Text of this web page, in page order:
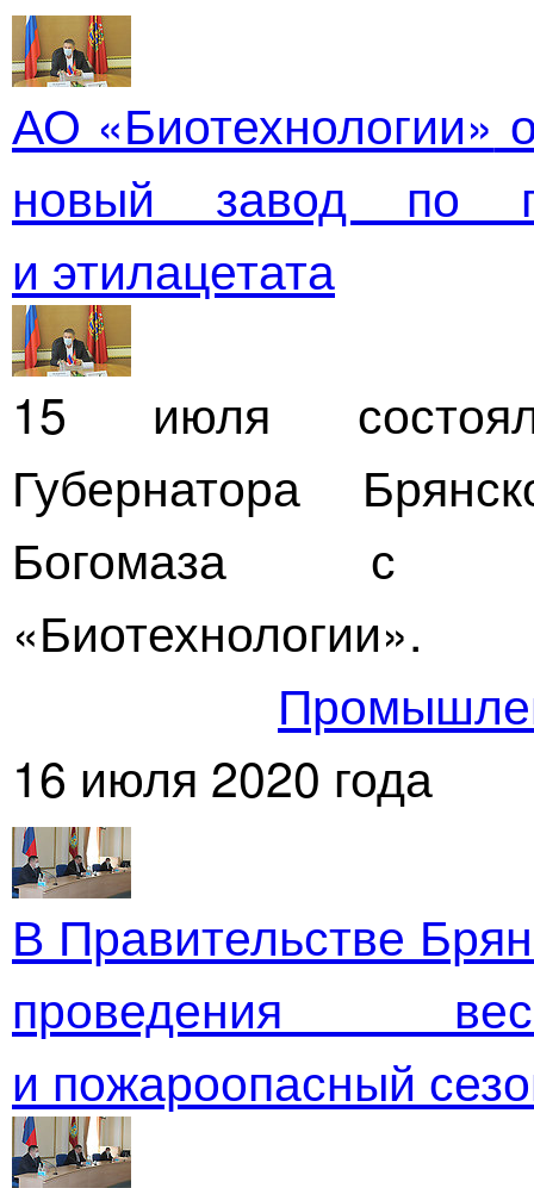
АО «Биотехнологии»
новый завод по
и этилацетата
15 июля
Губернатора
Богомаза с
«Биотехнологии».
16 июля 2020 года
В Правительстве
проведения
и пожароопасный